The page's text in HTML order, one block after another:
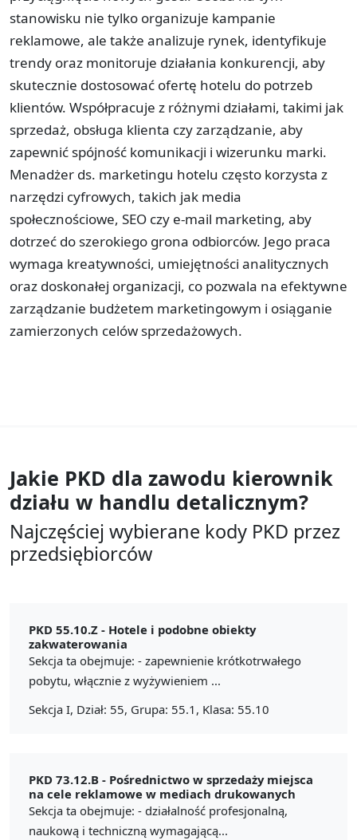
stanowisku nie tylko organizuje kampanie
reklamowe, ale także analizuje rynek, identyfikuje
trendy oraz monitoruje działania konkurencji, aby
skutecznie dostosować ofertę hotelu do potrzeb
klientów. Współpracuje z różnymi działami, takimi jak
sprzedaż, obsługa klienta czy zarządzanie, aby
zapewnić spójność komunikacji i wizerunku marki.
Menadżer ds. marketingu hotelu często korzysta z
narzędzi cyfrowych, takich jak media
społecznościowe, SEO czy e-mail marketing, aby
dotrzeć do szerokiego grona odbiorców. Jego praca
wymaga kreatywności, umiejętności analitycznych
oraz doskonałej organizacji, co pozwala na efektywne
zarządzanie budżetem marketingowym i osiąganie
zamierzonych celów sprzedażowych.
Jakie PKD dla zawodu kierownik
działu w handlu detalicznym?
Najczęściej wybierane kody PKD przez
przedsiębiorców
PKD 55.10.Z - Hotele i podobne obiekty
zakwaterowania
Sekcja ta obejmuje: - zapewnienie krótkotrwałego
pobytu, włącznie z wyżywieniem ...
Sekcja I, Dział: 55, Grupa: 55.1, Klasa: 55.10
PKD 73.12.B - Pośrednictwo w sprzedaży miejsca
na cele reklamowe w mediach drukowanych
Sekcja ta obejmuje: - działalność profesjonalną,
naukową i techniczną wymagającą...